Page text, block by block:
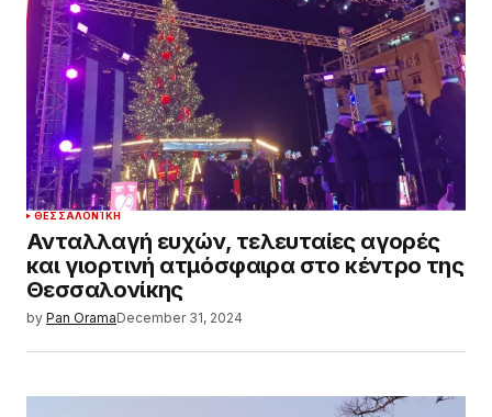
ΘΕΣΣΑΛΟΝΊΚΗ
Ανταλλαγή ευχών, τελευταίες αγορές
και γιορτινή ατμόσφαιρα στο κέντρο της
Θεσσαλονίκης
by Pan OramaDecember 31, 2024